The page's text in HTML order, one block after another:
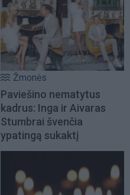
Žmonės
Paviešino nematytus
kadrus: Inga ir Aivaras
Stumbrai švenčia
ypatingą sukaktį